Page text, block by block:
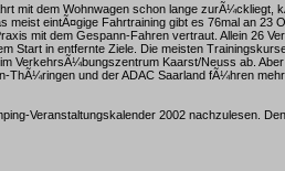
mit dem Wohnwagen schon lange zurÃ¼ckliegt,
eintÃ¤gige Fahrtraining gibt es 76mal an 23
mit dem Gespann-Fahren vertraut. Allein 26
Start in entfernte Ziele. Die meisten
VerkehrsÃ¼bungszentrum Kaarst/Neuss ab.
ThÃ¼ringen und der ADAC Saarland fÃ¼hren
Veranstaltungskalender 2002 nachzulesen.